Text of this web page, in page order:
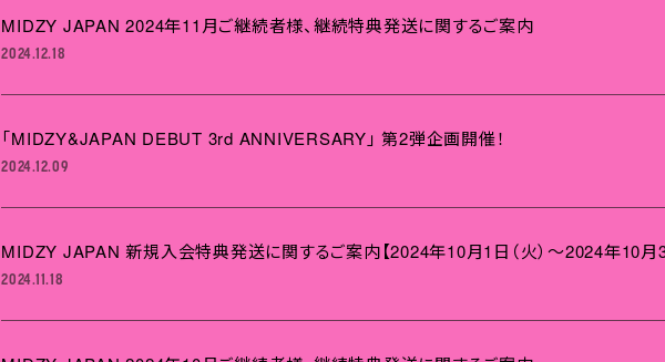
MIDZY JAPAN 2024年11月ご継続者様、継続特典発送に関するご案内
2024.12.18
「MIDZY&JAPAN DEBUT 3rd ANNIVERSARY」 第2弾企画開催！
2024.12.09
MIDZY JAPAN 新規入会特典発送に関するご案内【2024年10月1日（火）～2024年10月
2024.11.18